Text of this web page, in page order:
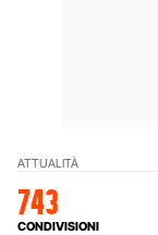
ATTUALITÀ
743
CONDIVISIONI